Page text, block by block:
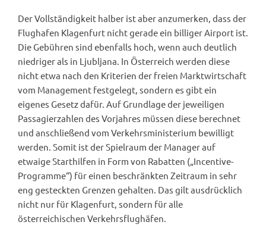
Der Vollständigkeit halber ist aber anzumerken, dass der
Flughafen Klagenfurt nicht gerade ein billiger Airport ist.
Die Gebühren sind ebenfalls hoch, wenn auch deutlich
niedriger als in Ljubljana. In Österreich werden diese
nicht etwa nach den Kriterien der freien Marktwirtschaft
vom Management festgelegt, sondern es gibt ein
eigenes Gesetz dafür. Auf Grundlage der jeweiligen
Passagierzahlen des Vorjahres müssen diese berechnet
und anschließend vom Verkehrsministerium bewilligt
werden. Somit ist der Spielraum der Manager auf
etwaige Starthilfen in Form von Rabatten („Incentive-
Programme“) für einen beschränkten Zeitraum in sehr
eng gesteckten Grenzen gehalten. Das gilt ausdrücklich
nicht nur für Klagenfurt, sondern für alle
österreichischen Verkehrsflughäfen.